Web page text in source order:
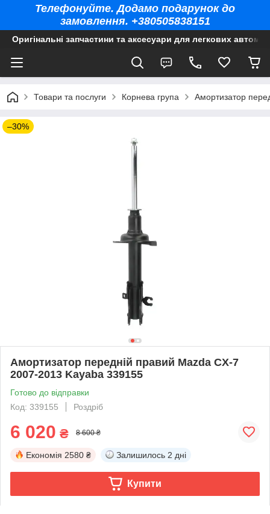
Телефонуйте. Додамо подарунок до
замовлення. +380505838151
Оригінальні запчастини та аксесуари для легкових
Товари та послуги Корнева група Амортизатор
–30%
Амортизатор передній правий Mazda CX-7
2007-2013 Kayaba 339155
Готово до відправки
Код: 339155
Роздріб
6 020 ₴ 8 600 ₴
Економія 2580 ₴ Залишилось 2 дні
Купити